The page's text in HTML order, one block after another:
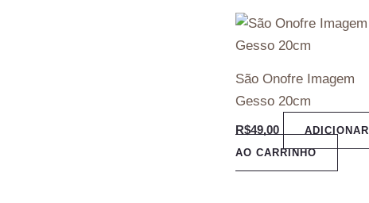
São Onofre Imagem
Gesso 20cm
R$49,00
ADICIONAR
AO CARRINHO